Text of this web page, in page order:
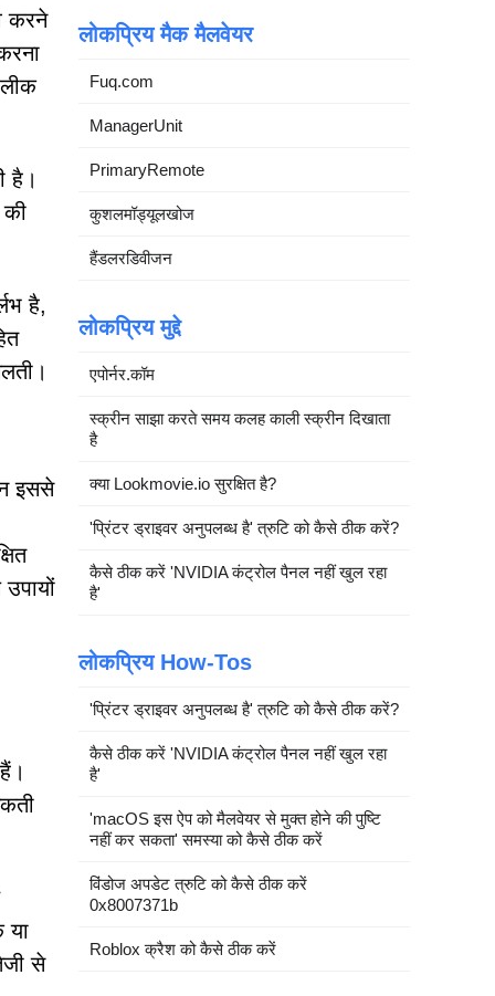
करने
है।
है,
इससे
या
से
लोकप्रिय मैक मैलवेयर
Fuq.com
ManagerUnit
PrimaryRemote
कुशलमॉड्यूलखोज
हैंडलरडिवीजन
लोकप्रिय मुद्दे
एपोर्नर.कॉम
स्क्रीन साझा करते समय कलह काली स्क्रीन दिखाता
है
क्या Lookmovie.io सुरक्षित है?
'प्रिंटर ड्राइवर अनुपलब्ध है' त्रुटि को कैसे ठीक करें?
कैसे ठीक करें 'NVIDIA कंट्रोल पैनल नहीं खुल रहा
है'
लोकप्रिय How-Tos
'प्रिंटर ड्राइवर अनुपलब्ध है' त्रुटि को कैसे ठीक करें?
कैसे ठीक करें 'NVIDIA कंट्रोल पैनल नहीं खुल रहा
है'
'macOS इस ऐप को मैलवेयर से मुक्त होने की पुष्टि
नहीं कर सकता' समस्या को कैसे ठीक करें
विंडोज अपडेट त्रुटि को कैसे ठीक करें
0x8007371b
Roblox क्रैश को कैसे ठीक करें